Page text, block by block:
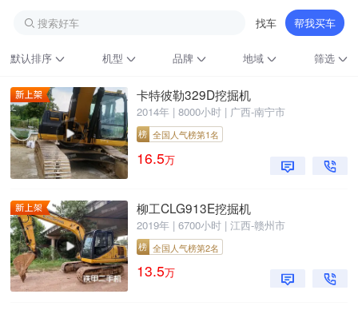
搜索好车 找车 帮我买车
默认排序 机型 品牌 地域 筛选
卡特彼勒329D挖掘机
2014年 | 8000小时 | 广西-南宁市
榜 全国人气榜第1名
16.5万
柳工CLG913E挖掘机
2019年 | 6700小时 | 江西-赣州市
榜 全国人气榜第2名
13.5万
铁甲龙总部 4000099032 认证经纪人